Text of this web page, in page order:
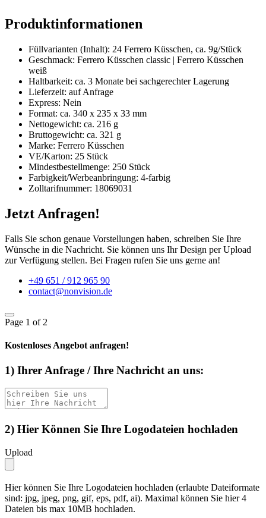
Produktinformationen
Füllvarianten (Inhalt): 24 Ferrero Küsschen, ca. 9g/Stück
Geschmack: Ferrero Küsschen classic | Ferrero Küsschen
weiß
Haltbarkeit: ca. 3 Monate bei sachgerechter Lagerung
Lieferzeit: auf Anfrage
Express: Nein
Format: ca. 340 x 235 x 33 mm
Nettogewicht: ca. 216 g
Bruttogewicht: ca. 321 g
Marke: Ferrero Küsschen
VE/Karton: 25 Stück
Mindestbestellmenge: 250 Stück
Farbigkeit/Werbeanbringung: 4-farbig
Zolltarifnummer: 18069031
Jetzt Anfragen!
Falls Sie schon genaue Vorstellungen haben, schreiben Sie Ihre
Wünsche in die Nachricht. Sie können uns Ihr Design per Upload
zur Verfügung stellen. Bei Fragen rufen Sie uns gerne an!
+49 651 / 912 965 90
contact@nonvision.de
Page 1 of 2
Kostenloses Angebot anfragen!
1) Ihrer Anfrage / Ihre Nachricht an uns:
2) Hier Können Sie Ihre Logodateien hochladen
Upload
Hier können Sie Ihre Logodateien hochladen (erlaubte Dateiformate
sind: jpg, jpeg, png, gif, eps, pdf, ai). Maximal können Sie hier 4
Dateien bis max 10MB hochladen.